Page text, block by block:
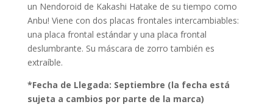
un Nendoroid de Kakashi Hatake de su tiempo como
Anbu! Viene con dos placas frontales intercambiables:
una placa frontal estándar y una placa frontal
deslumbrante. Su máscara de zorro también es
extraíble.
*Fecha de Llegada: Septiembre (la fecha está
sujeta a cambios por parte de la marca)